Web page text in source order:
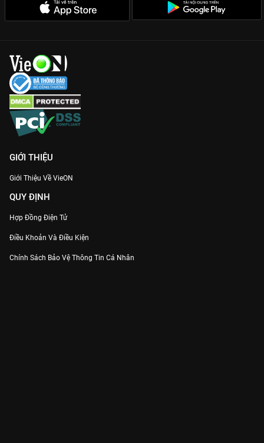
GIỚI THIỆU
Giới Thiệu Về VieON
QUY ĐỊNH
Hợp Đồng Điện Tử
Điều Khoản Và Điều Kiện
Chính Sách Bảo Vệ Thông Tin Cá Nhân